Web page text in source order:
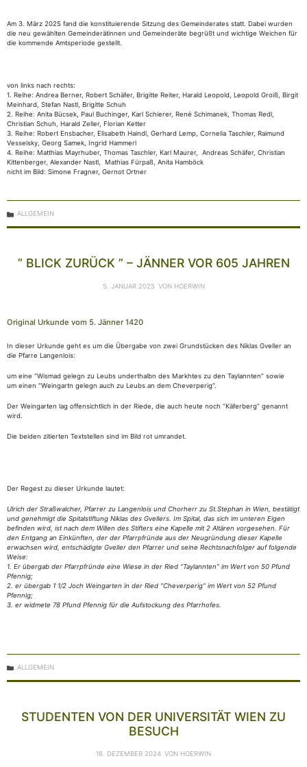
Am 3. März 2025 fand die konstituierende Sitzung des Gemeinderates statt. Dabei wurden
die neu gewählten Gemeinderätinnen und Gemeinderäte begrüßt und wichtige Weichen für
die kommende Amtsperiode gestellt.
von links nach rechts:
1. Reihe: Andrea Berner, Robert Schäfer, Brigitte Reiter, Harald Leopold, Leopold Groiß, Birgit
Meinhard, Stefan Nastl, Brigitte Schuh
2. Reihe: Anita Bücsek, Paul Buchinger, Karl Schierer, René Schimanek, Thomas Redl,
Christian Schuh, Harald Zeller, Florian Ketter
3. Reihe: Robert Ensbacher, Elisabeth Haindl, Gerhard Lemp, Cornelia Taschler, Raimund
Vesselsky, Georg Samek, Ingrid Hammerl
4. Reihe: Matthias Mayrhuber, Thomas Taschler, Karl Maurer, Andreas Schäfer, Christian
Kittenberger, Alexander Nastl, Mathias Fürpaß, Anita Hamböck
nicht im Bild: Simone Fragner, Gernot Ortner
KATEGORIEN
ALLGEMEIN
” BLICK ZURÜCK ” – JÄNNER VOR 605 JAHREN
5. JANUAR 2025 VON HOERWIN
Original Urkunde vom 5. Jänner 1420
In dieser Urkunde geht es um die Übergabe von zwei Grundstücken des Niklas Gveller an
die Pfarre Langenlois:
um eine “Wismad gelegn zu Leubs underthalbn des Markhtes zu den Taylannten” sowie
um einen “Weingartn gelegn auch zu Leubs an dem Cheverperig”.
Der Weingarten lag offensichtlich in der Riede, die auch heute noch “Käferberg” genannt
wird.
Die beiden zitierten Textstellen sind im Bild rot umrandet.
Der Regest zu dieser Urkunde lautet:
Ulrich der Straßwalcher, Pfarrer zu Langenlois und Chorherr zu St.Stephan in Wien, bestätigt
und genehmigt die Spitalstiftung Niklas des Gvellers. Im Spital, das sich im unteren Eigen
befinden wird, ist nach dem Willen des Stifters eine Kapelle mit 2 Altären vorgesehen. Für
den Entgang an Einkünften, der der Pfarrpfründe aus der Neugründung dieser Kapelle
erwachsen wird, entschädigte Gveller den Pfarrer und seine Rechtsnachfolger auf folgende
Weise:
1. Er übergab der Pfarrpfründe eine Wiese in der Ried “Taylannten” im Wert von 50 Pfund
Pfennig;
2. er übergab 1 1/2 Joch Weingarten in der Ried “Cheverperig” im Wert von 52 Pfund
Pfennig;
3. er widmete 78 Pfund Pfennig für die Aufstockung des Pfarrhofes.
KATEGORIEN
ALLGEMEIN
STUDENTEN VON DER UNIVERSITÄT WIEN ZU
BESUCH
18. DEZEMBER 2024 VON HOERWIN